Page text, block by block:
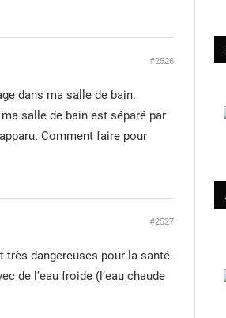
#2526
dans ma salle de bain.
salle de bain est séparé par
Comment faire pour
#2527
très dangereuses pour la santé.
de l’eau froide (l’eau chaude